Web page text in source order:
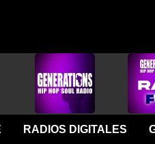
RADIOS DIGITALES